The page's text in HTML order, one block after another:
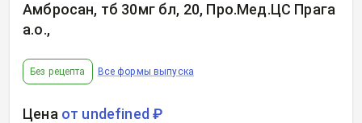
Амбросан, тб 30мг бл, 20, Про.Мед.ЦС Прага
а.о.,
Без рецепта Все формы выпуска
Цена от undefined ₽